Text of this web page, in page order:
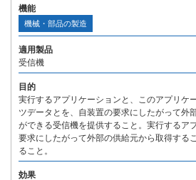
機能
機械・部品の製造
適用製品
受信機
目的
実行するアプリケーションと、このアプリケ
ツデータとを、自装置の要求にしたがって外
ができる受信機を提供すること。実行するア
要求にしたがって外部の供給元から取得する
ること。
効果